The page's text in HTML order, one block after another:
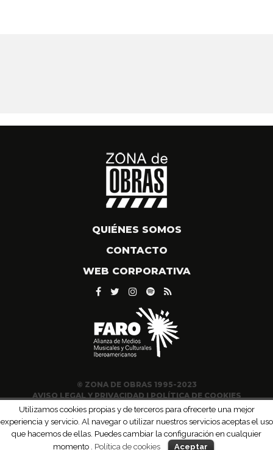
QUIÉNES SOMOS
CONTACTO
WEB CORPORATIVA
© ZONA DE OBRAS 1995-2023
AVISO LEGAL Y PRIVACIDAD|POLÍTICA DE COOKIES
Utilizamos cookies propias y de terceros para ofrecerte una mejor
experiencia y servicio. Al navegar o utilizar nuestros servicios aceptas el uso
que hacemos de ellas. Puedes cambiar la configuración en cualquier
momento . Política de cookies Aceptar